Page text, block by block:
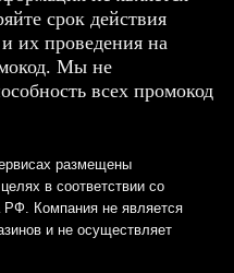
срок действия
их проведения на
Мы не
всех промокод
размещены
в соответствии со
РФ. Компания не является
и не осуществляет